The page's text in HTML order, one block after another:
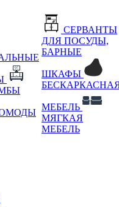
СЕРВАНТЫ
ДЛЯ ПОСУДЫ,
БАРНЫЕ
ШКАФЫ
МЕБЕЛЬ
МЯГКАЯ
МЕБЕЛЬ